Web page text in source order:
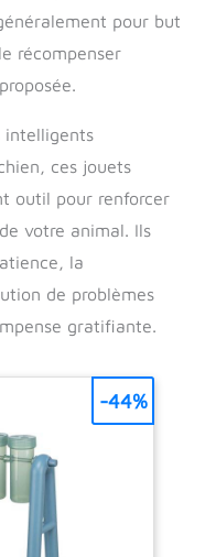
pour but
récompenser
intelligents
ces jouets
outil pour renforcer
votre animal. Ils
la
de problèmes
gratifiante.
-44%